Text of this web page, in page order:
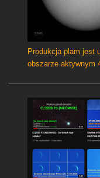
Produkcja plam jest
obszarze aktywnym